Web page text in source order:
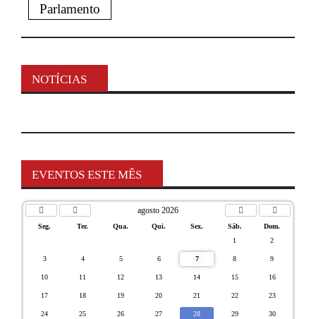
Parlamento
NOTÍCIAS
EVENTOS ESTE MÊS
agosto 2026
Seg. Ter. Qua. Qui. Sex. Sáb.
Dom.
1
2
3 4 5 6 7 8 9
10 11 12 13 14 15 16
17 18 19 20 21 22 23
24 25 26 27 28 29 30